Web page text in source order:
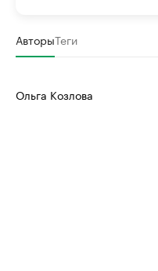
АвторыТеги
Ольга Козлова